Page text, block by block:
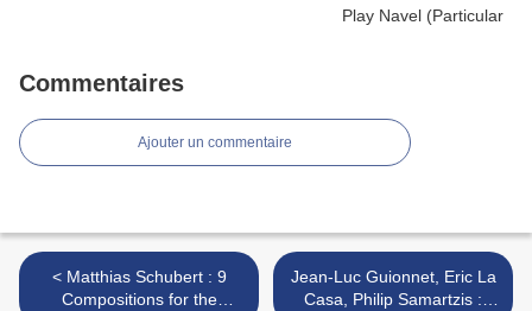
Commentaires
Ajouter un commentaire
< Matthias Schubert : 9
Compositions for the
Jean-Luc Guionnet, Eric La
Casa, Philip Samartzis :